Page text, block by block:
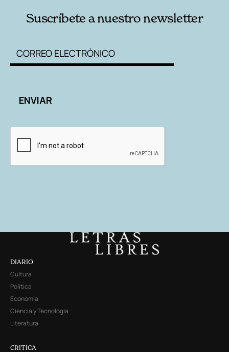
Suscríbete a nuestro newsletter
DIARIO
Cultura
Política
Economía
Ciencia y Tecnología
Literatura
CRITICA